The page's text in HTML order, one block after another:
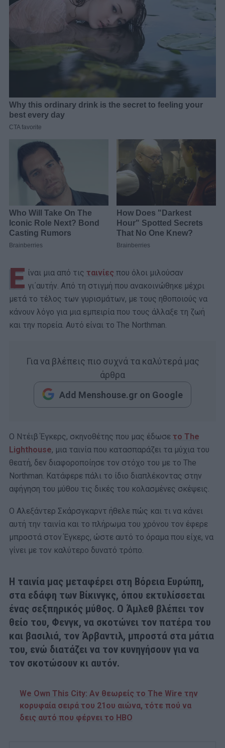
Ε ίναι μια από τις ταινίες που όλοι μιλούσαν
γι΄αυτήν. Από τη στιγμή που ανακοινώθηκε μέχρι
μετά το τέλος των γυρισμάτων, με τους ηθοποιούς να
κάνουν λόγο για μια εμπειρία που τους άλλαξε τη ζωή
και την πορεία. Αυτό είναι το The Northman.
Για να βλέπεις πιο συχνά τα καλύτερά μας
άρθρα
Add Menshouse.gr on Google
Ο Ντέιβ Έγκερς, σκηνοθέτης που μας έδωσε το The
Lighthouse, μια ταινία που κατασπαράζει τα μύχια του
θεατή, δεν διαφοροποίησε τον στόχο του με το The
Northman. Κατάφερε πάλι το ίδιο διαπλέκοντας στην
αφήγηση του μύθου τις δικές του κολασμένες σκέψεις.
Ο Αλεξάντερ Σκάρσγκαρντ ήθελε πώς και τι να κάνει
αυτή την ταινία και το πλήρωμα του χρόνου τον έφερε
μπροστά στον Έγκερς, ώστε αυτό το όραμα που είχε, να
γίνει με τον καλύτερο δυνατό τρόπο.
Η ταινία μας μεταφέρει στη Βόρεια Ευρώπη,
στα εδάφη των Βίκινγκς, όπου εκτυλίσσεται
ένας σεξπηρικός μύθος. Ο Άμλεθ βλέπει τον
θείο του, Φενγκ, να σκοτώνει τον πατέρα του
και βασιλιά, τον Άρβαντιλ, μπροστά στα μάτια
του, ενώ διατάζει να τον κυνηγήσουν για να
τον σκοτώσουν κι αυτόν.
We Own This City: Αν θεωρείς το The Wire την
κορυφαία σειρά του 21ου αιώνα, τότε πού να
δεις αυτό που φέρνει το HBO